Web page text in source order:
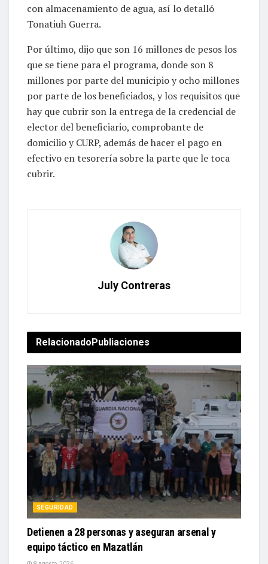
con almacenamiento de agua, así lo detalló
Tonatiuh Guerra.
Por último, dijo que son 16 millones de pesos los
que se tiene para el programa, donde son 8
millones por parte del municipio y ocho millones
por parte de los beneficiados, y los requisitos que
hay que cubrir son la entrega de la credencial de
elector del beneficiario, comprobante de
domicilio y CURP, además de hacer el pago en
efectivo en tesorería sobre la parte que le toca
cubrir.
July Contreras
RelacionadoPubliaciones
SEGURIDAD
Detienen a 28 personas y aseguran arsenal y
equipo táctico en Mazatlán